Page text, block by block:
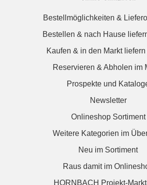
Bestellmöglichkeiten &
Bestellen & nach Hause
Kaufen & in den Markt
Reservieren & Abholen im
Prospekte und
Newsletter
Onlineshop Sortiment
Weitere Kategorien im
Neu im Sortiment
Raus damit im
HORNBACH Projekt-